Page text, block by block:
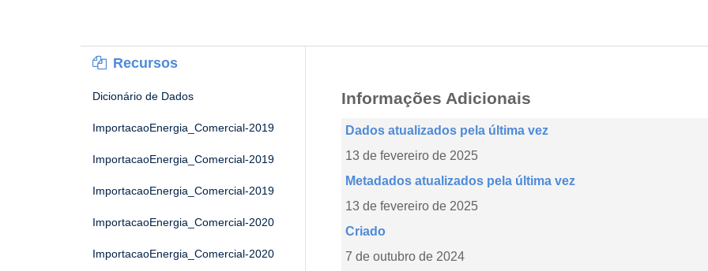
Recursos
Dicionário de Dados
ImportacaoEnergia_Comercial-2019
ImportacaoEnergia_Comercial-2019
ImportacaoEnergia_Comercial-2019
ImportacaoEnergia_Comercial-2020
ImportacaoEnergia_Comercial-2020
Informações Adicionais
Dados atualizados pela última vez
13 de fevereiro de 2025
Metadados atualizados pela última vez
13 de fevereiro de 2025
Criado
7 de outubro de 2024